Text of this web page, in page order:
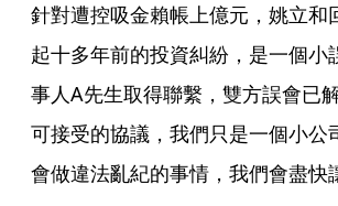
針對遭控吸金賴帳上億元，姚立和
起十多年前的投資糾紛，是一個小
事人A先生取得聯繫，雙方誤會已
可接受的協議，我們只是一個小公
會做違法亂紀的事情，我們會盡快